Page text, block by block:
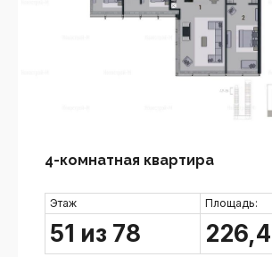
4-комнатная квартира
Этаж Площадь:
51 из 78